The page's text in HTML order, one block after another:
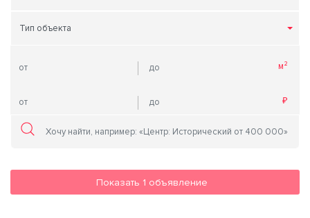
Тип объекта
Показать 1 объявление